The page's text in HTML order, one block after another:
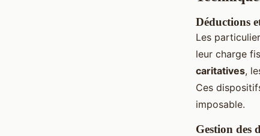
Déductions
Les
leur charge
caritatives,
Ces
imposable.
Gestion des